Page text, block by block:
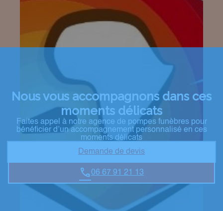
Nous vous accompagnons dans ces
moments délicats
Faites appel à notre agence de pompes funèbres pour
bénéficier d’un accompagnement personnalisé en ces
moments délicats
Demande de devis
06 67 91 21 13